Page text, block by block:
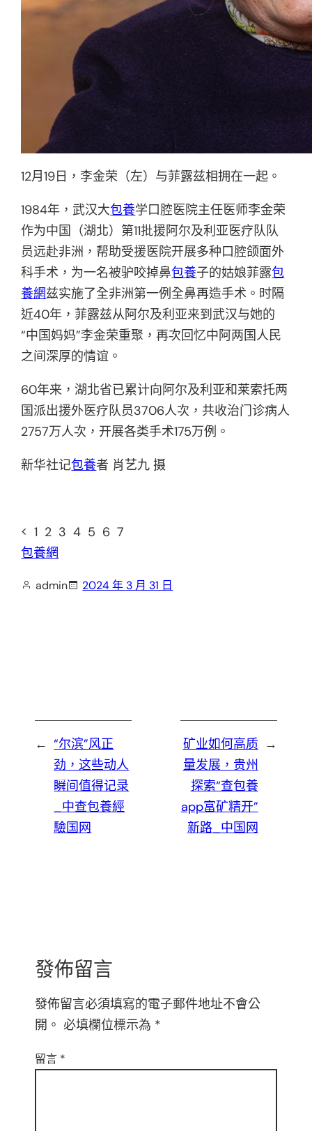
12月19日，李金荣（左）与菲露兹相拥在一起。
1984年，武汉大包養学口腔医院主任医师李金荣
作为中国（湖北）第11批援阿尔及利亚医疗队队
员远赴非洲，帮助受援医院开展多种口腔颌面外
科手术，为一名被驴咬掉鼻包養子的姑娘菲露包
養網兹实施了全非洲第一例全鼻再造手术。时隔
近40年，菲露兹从阿尔及利亚来到武汉与她的
“中国妈妈”李金荣重聚，再次回忆中阿两国人民
之间深厚的情谊。
60年来，湖北省已累计向阿尔及利亚和莱索托两
国派出援外医疗队员3706人次，共收治门诊病人
2757万人次，开展各类手术175万例。
新华社记包養者 肖艺九 摄
< 1 2 3 4 5 6 7
包養網
admin 2024 年 3 月 31 日
← “尔滨”风正
劲，这些动人
瞬间值得记录
_中查包養經
驗国网
→
矿业如何高质
量发展，贵州
探索“查包養
app富矿精开”
新路_中国网
發佈留言
發佈留言必須填寫的電子郵件地址不會公
開。 必填欄位標示為 *
留言 *